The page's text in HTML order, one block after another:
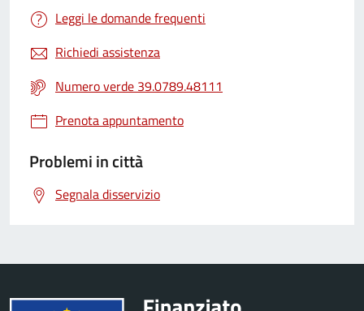
Leggi le domande frequenti
Richiedi assistenza
Numero verde 39.0789.48111
Prenota appuntamento
Problemi in città
Segnala disservizio